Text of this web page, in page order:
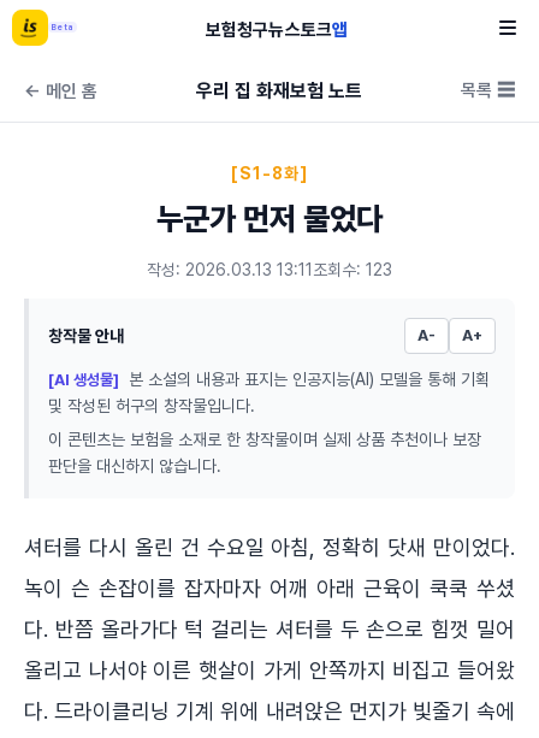
Beta 보험청구뉴스토크앱
← 메인 홈 우리 집 화재보험 노트 목록 ☰
[S1-8화]
누군가 먼저 물었다
작성: 2026.03.13 13:11 조회수: 123
창작물 안내 A- A+
[AI 생성물]
본 소설의 내용과 표지는 인공지능(AI) 모델을 통해 기획
및 작성된 허구의 창작물입니다.
이 콘텐츠는 보험을 소재로 한 창작물이며 실제 상품 추천이나 보장
판단을 대신하지 않습니다.
셔터를 다시 올린 건 수요일 아침, 정확히 닷새 만이었다.
녹이 슨 손잡이를 잡자마자 어깨 아래 근육이 쿡쿡 쑤셨
다. 반쯤 올라가다 턱 걸리는 셔터를 두 손으로 힘껏 밀어
올리고 나서야 이른 햇살이 가게 안쪽까지 비집고 들어왔
다. 드라이클리닝 기계 위에 내려앉은 먼지가 빛줄기 속에